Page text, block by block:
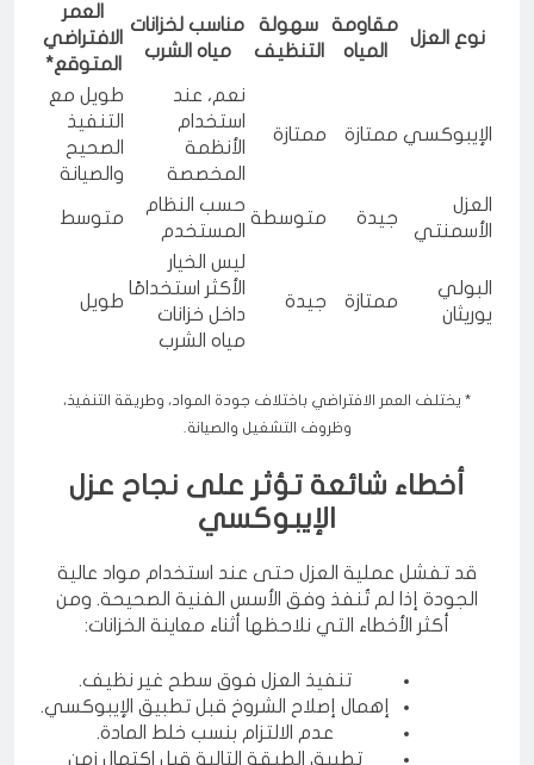
مقاومة
سهولة
مناسب لخزانات
العمر
الافتراضي
المتوقع*
نعم، عند
استخدام
الأنظمة
المخصصة
طويل مع
التنفيذ
الصحيح
العزل
حسب النظام
المستخدم
البولي
ليس الخيار
الأكثر استخدامًا
داخل خزانات
* يختلف العمر الافتراضي باختلاف جودة المواد، وطريقة التنفيذ،
أخطاء شائعة تؤثر على نجاح عزل
الإيبوكسي
قد تفشل عملية العزل حتى عند استخدام مواد عالية
الجودة إذا لم تُنفذ وفق الأسس الفنية الصحيحة. ومن
تنفيذ العزل فوق سطح غير نظيف.
إهمال إصلاح الشروخ قبل تطبيق الإيبوكسي.
عدم الالتزام بنسب خلط المادة.